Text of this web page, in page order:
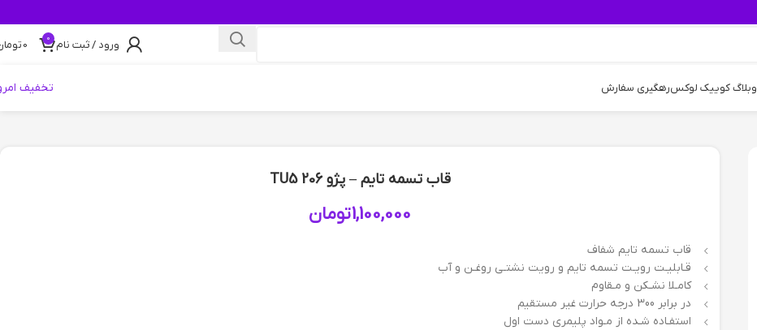
ورود / ثبت نام 0
0
وبلاگ کوییک لوکسرهگیری سفارش تخفیف
قاب تسمه تایم – پژو 206 TU5
1,100,000تومان
قاب تسمه تایم شفاف
قـابلیـت رویـت تسمه تایم و رویت نشتـی روغـن و آب
کامـلا نشـکن و مـقاوم
در برابر 300 درجه حرارت غیر مستقیم
استفـاده شـده از مـواد پلیمری دست اول